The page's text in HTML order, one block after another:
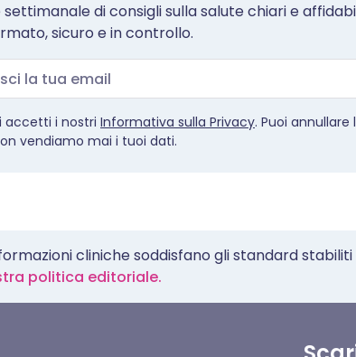
settimanale di consigli sulla salute chiari e
sicuro e in controllo.
accetti i nostri Informativa sulla Privacy. Puoi annullare
vendiamo mai i tuoi dati.
cliniche soddisfano gli standard
politica editoriale.